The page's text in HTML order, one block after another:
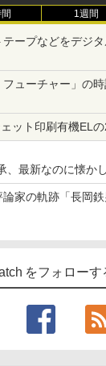
1週間
ープなどをデジ
フューチャー」の
ット印刷有機EL
、最新なのに懐か
「DS-TC52B」を
家の軌跡「長岡
をフォローす